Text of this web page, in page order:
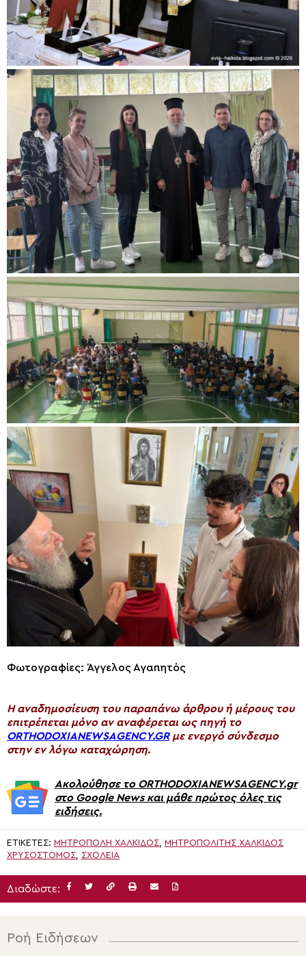
Φωτογραφίες: Άγγελος Αγαπητός
H αναδημοσίευση του παραπάνω άρθρου ή μέρους του
επιτρέπεται μόνο αν αναφέρεται ως πηγή το
ORTHODOXIANEWSAGENCY.GRμε ενεργό σύνδεσμο
στην εν λόγω καταχώρηση.
Ακολούθησε το ORTHODOXIANEWSAGENCY.gr
στο Google News και μάθε πρώτος όλες τις
ειδήσεις.
ΕΤΙΚΈΤΕΣ: ΜΗΤΡΟΠΟΛΗ ΧΑΛΚΙΔΟΣ, ΜΗΤΡΟΠΟΛΊΤΗΣ ΧΑΛΚΊΔΟΣ
ΧΡΥΣΌΣΤΟΜΟΣ, ΣΧΟΛΕΙΑ
Διαδώστε:
Ροή Ειδήσεων